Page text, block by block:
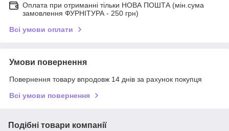
Оплата при отриманні тільки НОВА ПОШТА (мін.сума
замовлення ФУРНІТУРА - 250 грн)
Всі умови оплати
Умови повернення
Повернення товару впродовж 14 днів за рахунок покупця
Всі умови повернення
Подібні товари компанії